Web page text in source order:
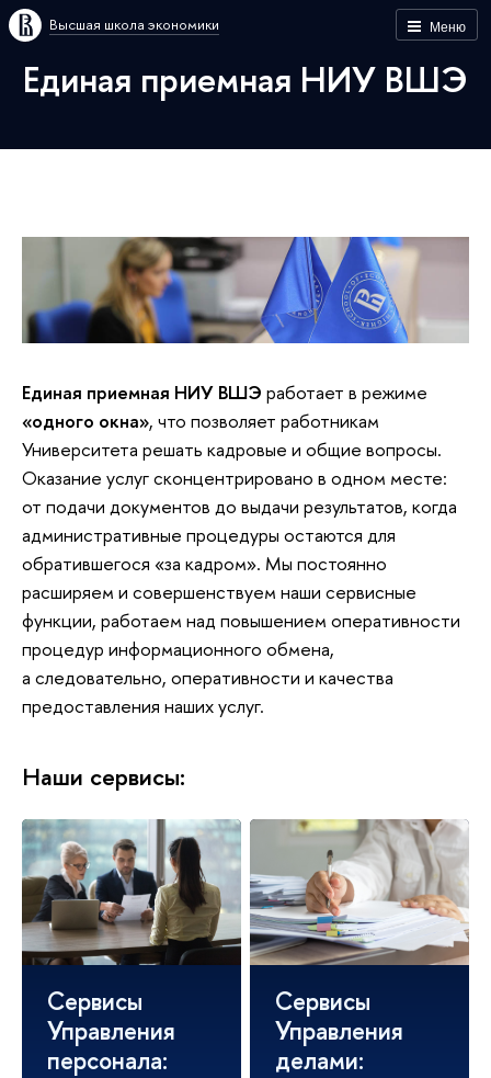
Меню
Высшая школа экономики
Единая приемная НИУ ВШЭ
Единая приемная НИУ ВШЭ работает в режиме
«одного окна», что позволяет работникам
Университета решать кадровые и общие вопросы.
Оказание услуг сконцентрировано в одном месте:
от подачи документов до выдачи результатов, когда
административные процедуры остаются для
обратившегося «за кадром». Мы постоянно
расширяем и совершенствуем наши сервисные
функции, работаем над повышением оперативности
процедур информационного обмена,
а следовательно, оперативности и качества
предоставления наших услуг.
Наши сервисы:
Сервисы
Управления
персонала:
Сервисы
Управления
делами: